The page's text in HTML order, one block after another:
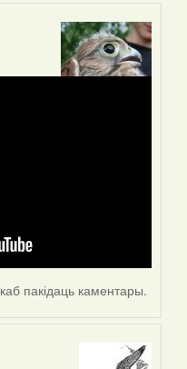
каб пакідаць каментары.